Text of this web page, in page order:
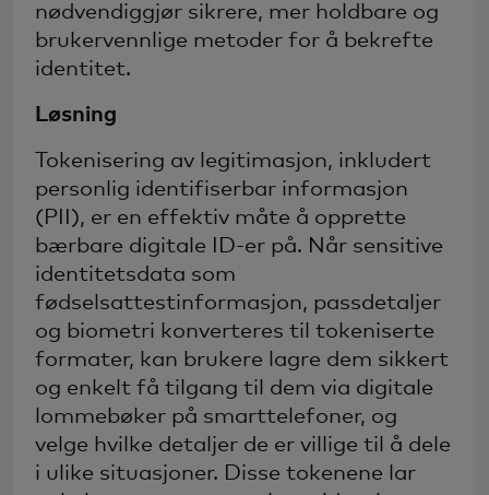
nødvendiggjør sikrere, mer holdbare og
brukervennlige metoder for å bekrefte
identitet.
Løsning
Tokenisering av legitimasjon, inkludert
personlig identifiserbar informasjon
(PII), er en effektiv måte å opprette
bærbare digitale ID-er på. Når sensitive
identitetsdata som
fødselsattestinformasjon, passdetaljer
og biometri konverteres til tokeniserte
formater, kan brukere lagre dem sikkert
og enkelt få tilgang til dem via digitale
lommebøker på smarttelefoner, og
velge hvilke detaljer de er villige til å dele
i ulike situasjoner. Disse tokenene lar